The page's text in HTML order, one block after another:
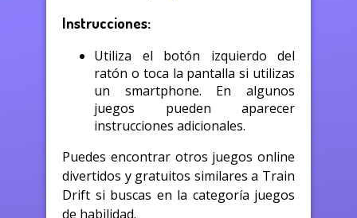
Instrucciones:
Utiliza el botón izquierdo del
ratón o toca la pantalla si utilizas
un smartphone. En algunos
juegos pueden aparecer
instrucciones adicionales.
Puedes encontrar otros juegos online
divertidos y gratuitos similares a Train
Drift si buscas en la categoría juegos
de habilidad.